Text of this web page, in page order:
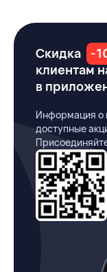
Скидка -
клиентам
в
Информация о
доступные